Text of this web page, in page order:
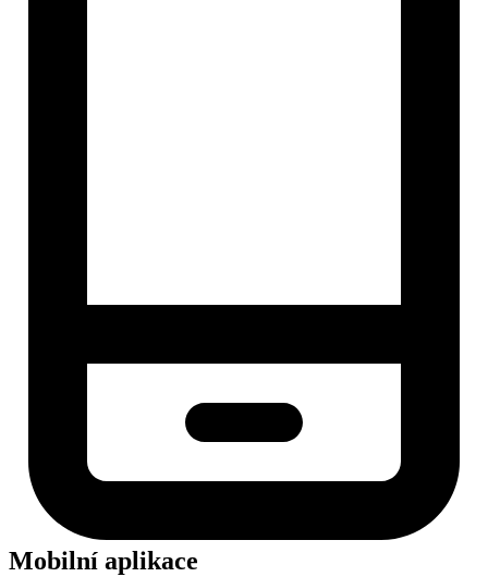
Mobilní aplikace